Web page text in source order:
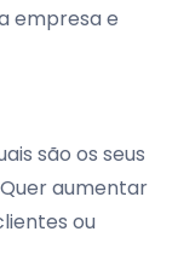
empresa e
são os seus
aumentar
ou